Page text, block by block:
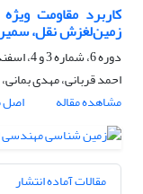
کاربرد مقاومت
زمین‌لغزش نقل،
دوره 6، شماره 3 و 4، اسفند 1392، صفحه
احمد قربانی، مهدی
مشاهده مقاله
اصل
مقالات آماده انتشار